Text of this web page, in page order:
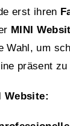
erst ihren
MINI
Wahl, um
präsent zu
Website: